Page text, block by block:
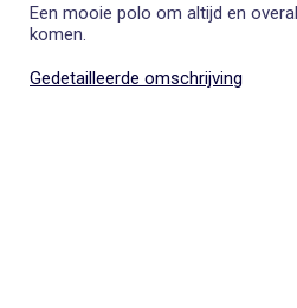
Een mooie polo om altijd en
komen.
Gedetailleerde omschrijving